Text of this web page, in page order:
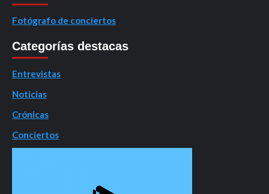
Fotógrafo de conciertos
Categorías destacas
Entrevistas
Noticias
Crónicas
Conciertos